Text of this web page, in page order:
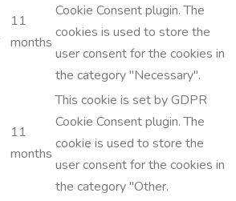
11
months
Cookie Consent plugin. The
cookies is used to store the
user consent for the cookies in
the category "Necessary".
11
months
This cookie is set by GDPR
Cookie Consent plugin. The
cookie is used to store the
user consent for the cookies in
the category "Other.